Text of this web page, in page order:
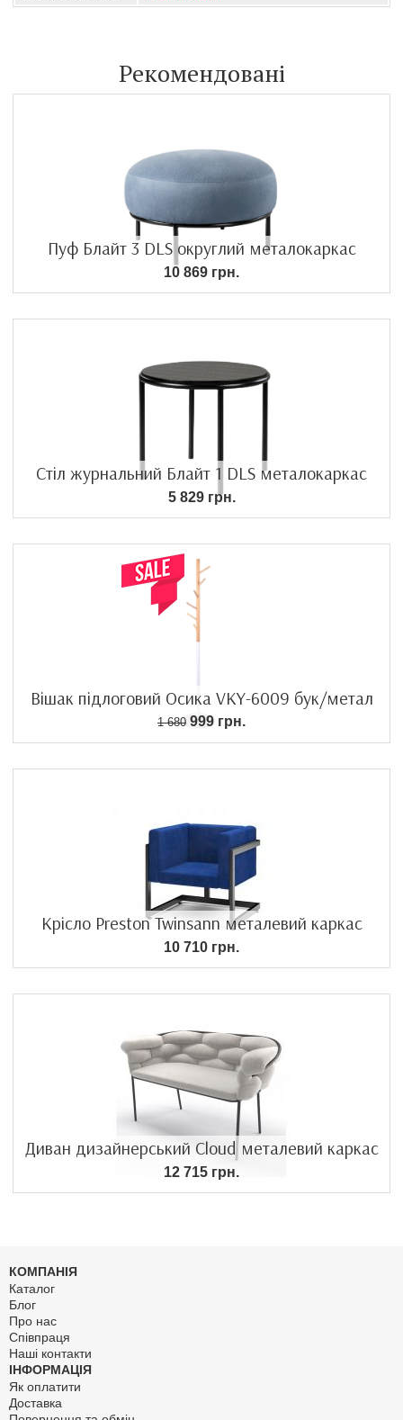
Рекомендовані
Пуф Блайт 3 DLS округлий металокаркас
10 869 грн.
Стіл журнальний Блайт 1 DLS металокаркас
5 829 грн.
Вішак підлоговий Осика VKY-6009 бук/метал
1 680 999 грн.
Крісло Preston Twinsann металевий каркас
10 710 грн.
Диван дизайнерський Cloud металевий каркас
12 715 грн.
КОМПАНІЯ
Каталог
Блог
Про нас
Співпраця
Наші контакти
ІНФОРМАЦІЯ
Як оплатити
Доставка